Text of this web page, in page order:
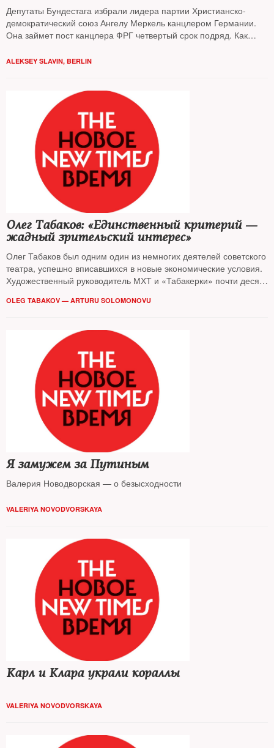
Депутаты Бундестага избрали лидера партии Христианско-
демократический союз Ангелу Меркель канцлером Германии.
Она займет пост канцлера ФРГ четвертый срок подряд. Как
ALEKSEY SLAVIN, BERLIN
Олег Табаков: «Единственный критерий —
жадный зрительский интерес»
Олег Табаков был одним один из немногих деятелей советского
театра, успешно вписавшихся в новые экономические условия.
Художественный руководитель МХТ и «Табакерки» почти десять
театр с современным — бессмысленно
OLEG TABAKOV — ARTURU SOLOMONOVU
Я замужем за Путиным
Валерия Новодворская — о безысходности
VALERIYA NOVODVORSKAYA
Карл и Клара украли кораллы
VALERIYA NOVODVORSKAYA